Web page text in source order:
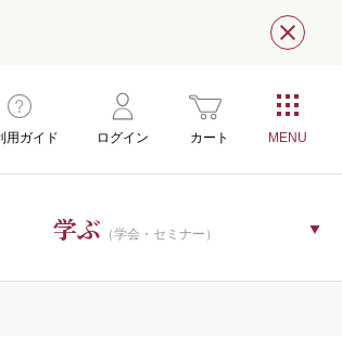
閉じ
用ガイド ログイン カート
学ぶ （学会・セミナー）